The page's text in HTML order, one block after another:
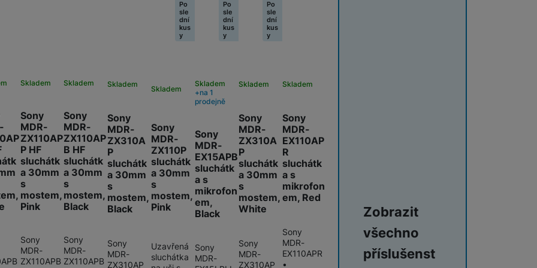
Sony
MDR-
ZX110AP
P HF
sluchátk
a 30mm
s
mostem,
Pink
Skladem
Sony
MDR-
ZX110APB
Sony
MDR-
ZX110AP
B HF
sluchátk
a 30mm
s
mostem,
Black
Skladem
Sony
MDR-
ZX110APB
Sony
MDR-
ZX310A
P
sluchátk
a 30mm
s
mostem,
Black
Skladem
Sony
MDR-
ZX310AP
Sony
MDR-
ZX110P
sluchátk
a 30mm
s
mostem,
Pink
Skladem
Po
sle
dní
kus
y
Uzavřená
sluchátka
Sony
MDR-
EX15APB
sluchátk
a s
mikrofon
em,
Black
Skladem
na 1
prodejně
Po
sle
dní
kus
y
Sony
MDR-
Sony
MDR-
ZX310A
P
sluchátk
a 30mm
s
mostem,
White
Skladem
Po
sle
dní
kus
y
Sony
MDR-
ZX310AP
Sony
MDR-
EX110AP
R
sluchátk
a s
mikrofon
em, Red
Skladem
Sony
MDR-
EX110APR
•
Zobrazit
všechno
příslušenst